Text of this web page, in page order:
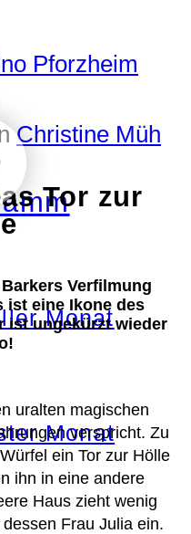
Monat
Monat
Christine Müh
Tor zur
Verfilmung
ist eine Ikone des
ist ungekürzt wieder
uralten magischen
verspricht. Zu
ein Tor zur Hölle
ihn in eine andere
Haus zieht wenig
Frau Julia ein.